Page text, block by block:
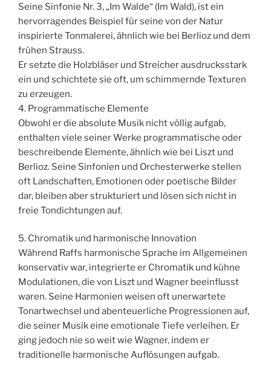
Seine Sinfonie Nr. 3, „Im Walde“ (Im Wald), ist ein
hervorragendes Beispiel für seine von der Natur
inspirierte Tonmalerei, ähnlich wie bei Berlioz und dem
frühen Strauss.
Er setzte die Holzbläser und Streicher ausdrucksstark
ein und schichtete sie oft, um schimmernde Texturen
zu erzeugen.
4. Programmatische Elemente
Obwohl er die absolute Musik nicht völlig aufgab,
enthalten viele seiner Werke programmatische oder
beschreibende Elemente, ähnlich wie bei Liszt und
Berlioz. Seine Sinfonien und Orchesterwerke stellen
oft Landschaften, Emotionen oder poetische Bilder
dar, bleiben aber strukturiert und lösen sich nicht in
freie Tondichtungen auf.
5. Chromatik und harmonische Innovation
Während Raffs harmonische Sprache im Allgemeinen
konservativ war, integrierte er Chromatik und kühne
Modulationen, die von Liszt und Wagner beeinflusst
waren. Seine Harmonien weisen oft unerwartete
Tonartwechsel und abenteuerliche Progressionen auf,
die seiner Musik eine emotionale Tiefe verleihen. Er
ging jedoch nie so weit wie Wagner, indem er
traditionelle harmonische Auflösungen aufgab.